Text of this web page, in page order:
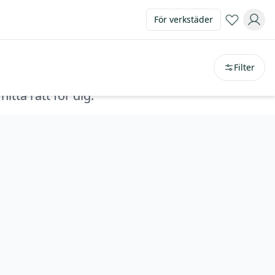
För verkstäder
hitta rätt för dig.
Filter
avstånd